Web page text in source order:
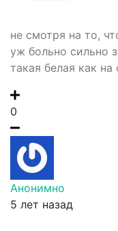
не смотря на то,
уж больно сильно
такая белая как
0
Анонимно
5 лет назад